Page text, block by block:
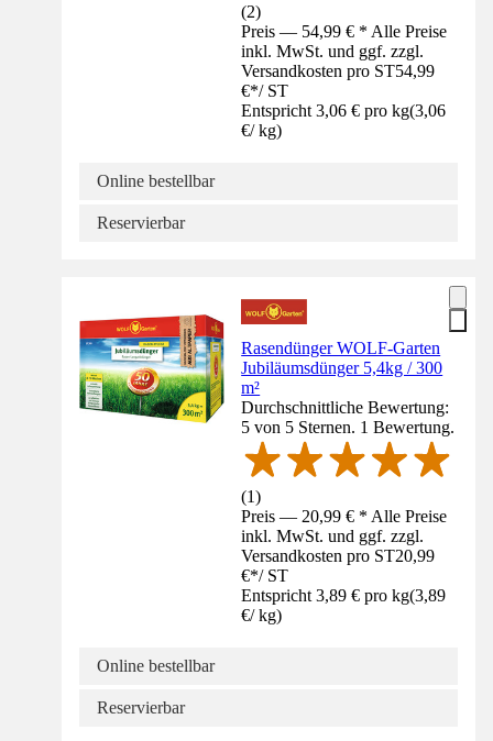
(2)
Preis — 54,99 € * Alle Preise
inkl. MwSt. und ggf. zzgl.
Versandkosten pro ST54,99
€*/ ST
Entspricht 3,06 € pro kg(3,06
€/ kg)
Online bestellbar
Reservierbar
Rasendünger WOLF-Garten
Jubiläumsdünger 5,4kg / 300
m²
Durchschnittliche Bewertung:
5 von 5 Sternen. 1 Bewertung.
(1)
Preis — 20,99 € * Alle Preise
inkl. MwSt. und ggf. zzgl.
Versandkosten pro ST20,99
€*/ ST
Entspricht 3,89 € pro kg(3,89
€/ kg)
Online bestellbar
Reservierbar